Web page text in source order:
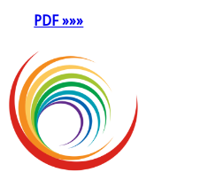
PDF »»»